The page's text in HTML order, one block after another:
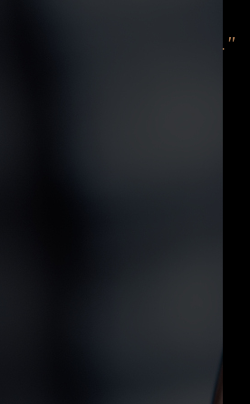
..., Une paix onirique."